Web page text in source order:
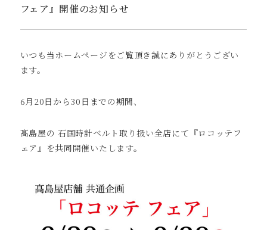
フェア』開催のお知らせ
いつも当ホームページをご覧頂き誠にありがとうござい
ます。
6月20日から30日までの期間、
髙島屋の 石国時計ベルト取り扱い全店にて『ロコッテフ
ェア』を共同開催いたします。